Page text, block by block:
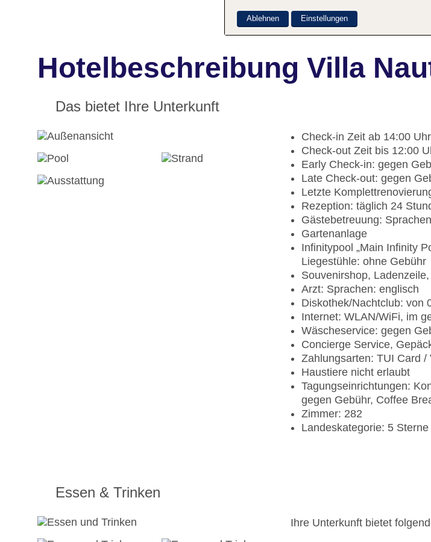
Hotelbeschreibung Villa
Das bietet Ihre Unterkunft
Check-in Zeit ab 14:00 Uhr
Check-out Zeit bis 12:00
Early Check-in: gegen
Late Check-out: gegen
Letzte
Rezeption: täglich 24
Gästebetreuung:
Gartenanlage
Infinitypool „Main Infinity
Liegestühle: ohne Gebühr
Souvenirshop,
Arzt: Sprachen: englisch
Diskothek/Nachtclub: von
Internet: WLAN/WiFi, im
Wäscheservice: gegen
Concierge Service,
Zahlungsarten: TUI Card
Haustiere nicht erlaubt
Tagungseinrichtungen:
gegen Gebühr, Coffee
Zimmer: 282
Landeskategorie: 5 Sterne
Essen & Trinken
Ihre Unterkunft bietet
Ablehnen Einstellungen